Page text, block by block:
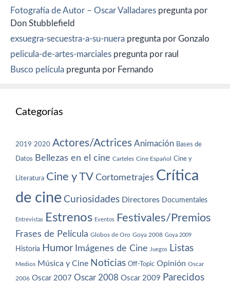
Fotografía de Autor – Oscar Valladares pregunta por
Don Stubblefield
exsuegra-secuestra-a-su-nuera pregunta por Gonzalo
pelicula-de-artes-marciales pregunta por raul
Busco película pregunta por Fernando
Categorías
2019 2020 Actores/Actrices Animación Bases de
Datos Bellezas en el cine Carteles Cine Español Cine y
Literatura Cine y TV Cortometrajes Crítica
de cine Curiosidades Directores Documentales
Entrevistas Estrenos Eventos Festivales/Premios
Frases de Película Globos de Oro Goya 2008 Goya 2009
Historia Humor Imágenes de Cine Juegos Listas
Medios Música y Cine Noticias Off-Topic Opinión Oscar
2006 Oscar 2007 Oscar 2008 Oscar 2009 Parecidos